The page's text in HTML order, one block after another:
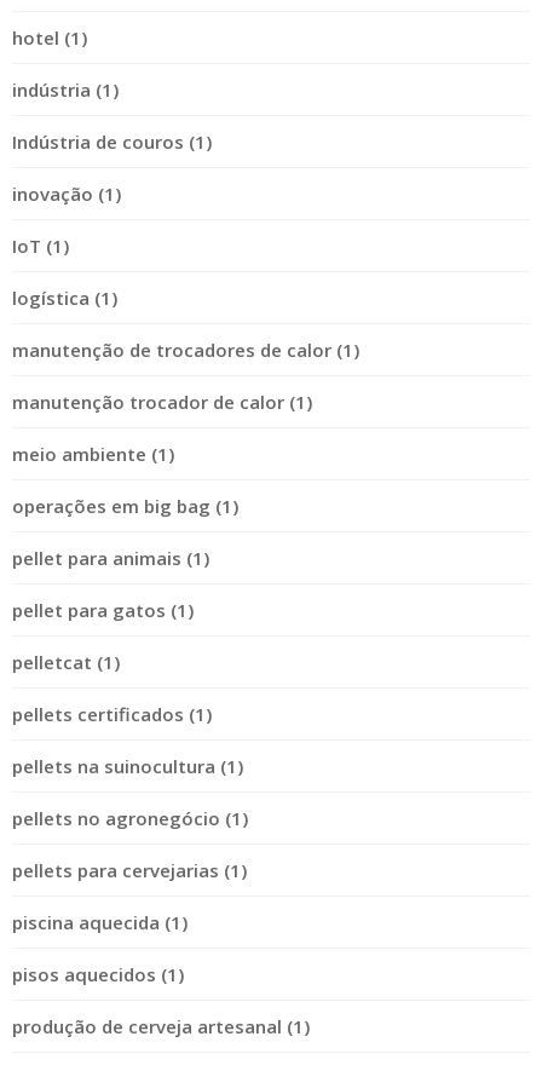
hotel (1)
indústria (1)
Indústria de couros (1)
inovação (1)
IoT (1)
logística (1)
manutenção de trocadores de calor (1)
manutenção trocador de calor (1)
meio ambiente (1)
operações em big bag (1)
pellet para animais (1)
pellet para gatos (1)
pelletcat (1)
pellets certificados (1)
pellets na suinocultura (1)
pellets no agronegócio (1)
pellets para cervejarias (1)
piscina aquecida (1)
pisos aquecidos (1)
produção de cerveja artesanal (1)